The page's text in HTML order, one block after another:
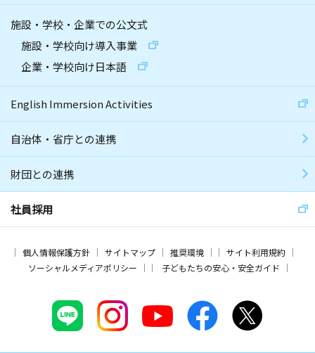
施設・学校・企業での公文式
施設・学校向け導入事業
企業・学校向け日本語
English Immersion Activities
自治体・省庁との連携
財団との連携
社員採用
個人情報保護方針 サイトマップ 推奨環境
サイト利用規約
ソーシャルメディアポリシー
子どもたちの安心・安全ガイド